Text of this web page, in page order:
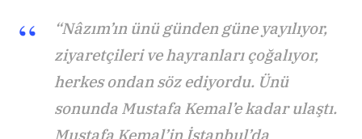
“Nâzım’ın ünü günden güne yayılıyor,
ziyaretçileri ve hayranları çoğalıyor,
herkes ondan söz ediyordu. Ünü
sonunda Mustafa Kemal’e kadar ulaştı.
Mustafa Kemal’in İstanbul’da